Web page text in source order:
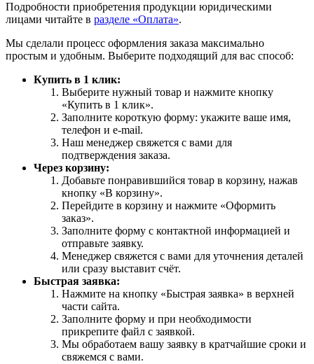
Подробности приобретения продукции юридическими
лицами читайте в разделе «Оплата».
Мы сделали процесс оформления заказа максимально
простым и удобным. Выберите подходящий для вас способ:
Купить в 1 клик:
Выберите нужный товар и нажмите кнопку
«Купить в 1 клик».
Заполните короткую форму: укажите ваше имя,
телефон и e-mail.
Наш менеджер свяжется с вами для
подтверждения заказа.
Через корзину:
Добавьте понравившийся товар в корзину, нажав
кнопку «В корзину».
Перейдите в корзину и нажмите «Оформить
заказ».
Заполните форму с контактной информацией и
отправьте заявку.
Менеджер свяжется с вами для уточнения деталей
или сразу выставит счёт.
Быстрая заявка:
Нажмите на кнопку «Быстрая заявка» в верхней
части сайта.
Заполните форму и при необходимости
прикрепите файл с заявкой.
Мы обработаем вашу заявку в кратчайшие сроки и
свяжемся с вами.